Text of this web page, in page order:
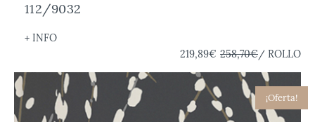
112/9032
+ INFO
219,89€ 258,70€/ ROLLO
¡Oferta!